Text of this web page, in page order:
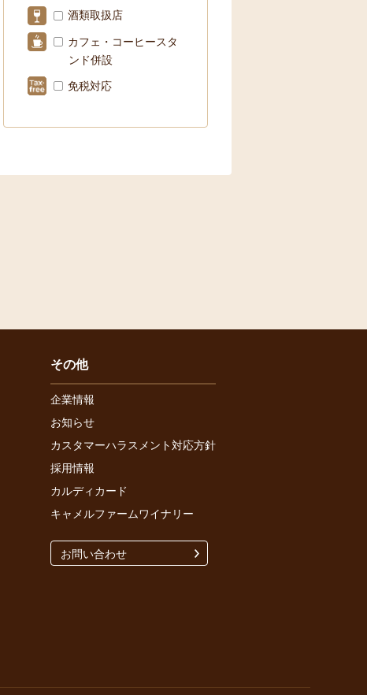
酒類取扱店
カフェ・コーヒースタ
ンド併設
免税対応
その他
企業情報
お知らせ
カスタマーハラスメント対応方針
採用情報
カルディカード
キャメルファームワイナリー
お問い合わせ